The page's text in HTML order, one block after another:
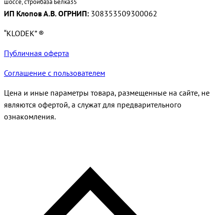
ИП Клопов А.В. ОГРНИП: 308353509300062
“KLODEK” ®
Публичная оферта
Соглашение с пользователем
Цена и иные параметры товара, размещенные на сайте, не
являются офертой, а служат для предварительного
ознакомления.